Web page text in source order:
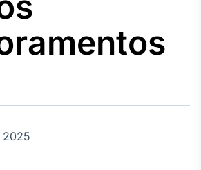
Tudo sobre o
agronegócio
Broadcast
2025